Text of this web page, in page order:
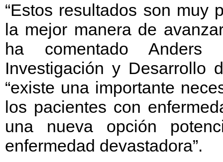
“Estos resultados son muy
la mejor manera de
ha comentado Anders
Investigación y Desarrollo
“existe una importante
los pacientes con
una nueva opción
enfermedad devastadora”.